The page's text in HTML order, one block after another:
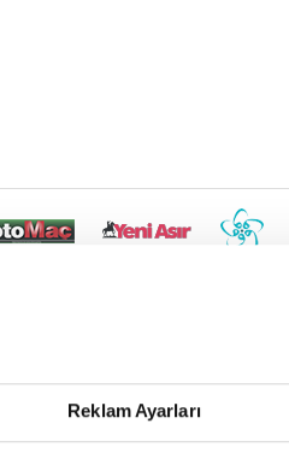
Reklam Ayarları